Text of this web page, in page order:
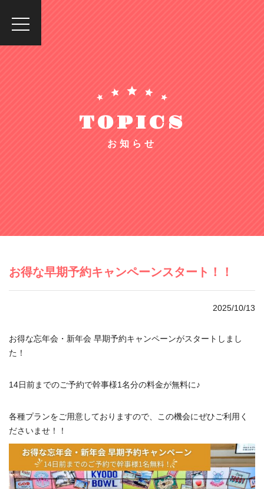
toggle
navigation
TOPICS
お知らせ
お得な早期予約キャンペーンスタート！！
2025/10/13
お得な忘年会・新年会 早期予約キャンペーンがスタートしまし
た！
14日前までのご予約で幹事様1名分の料金が無料に♪
各種プランをご用意しておりますので、この機会にぜひご利用く
ださいませ！！